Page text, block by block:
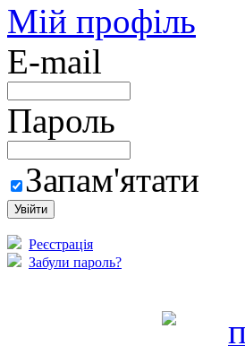
Мій профіль
E-mail
Пароль
Запам'ятати
Реєстрація
Забули пароль?